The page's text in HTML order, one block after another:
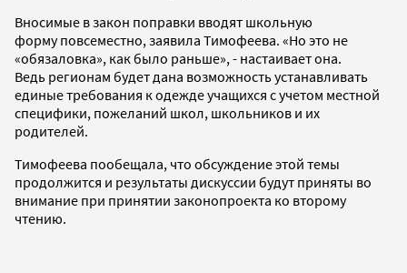
Вносимые в закон поправки вводят школьную
форму повсеместно, заявила Тимофеева. «Но это не
«обязаловка», как было раньше», - настаивает она.
Ведь регионам будет дана возможность устанавливать
единые требования к одежде учащихся с учетом местной
специфики, пожеланий школ, школьников и их
родителей.
Тимофеева пообещала, что обсуждение этой темы
продолжится и результаты дискуссии будут приняты во
внимание при принятии законопроекта ко второму
чтению.